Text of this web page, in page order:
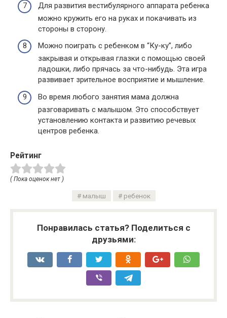
Для развития вестибулярного аппарата ребенка
можно кружить его на руках и покачивать из
стороны в сторону.
Можно поиграть с ребенком в “Ку-ку”, либо
закрывая и открывая глазки с помощью своей
ладошки, либо прячась за что-нибудь. Эта игра
развивает зрительное восприятие и мышление.
Во время любого занятия мама должна
разговаривать с малышом. Это способствует
установлению контакта и развитию речевых
центров ребенка.
Рейтинг
( Пока оценок нет )
малыш ребенок
Понравилась статья? Поделиться с
друзьями: